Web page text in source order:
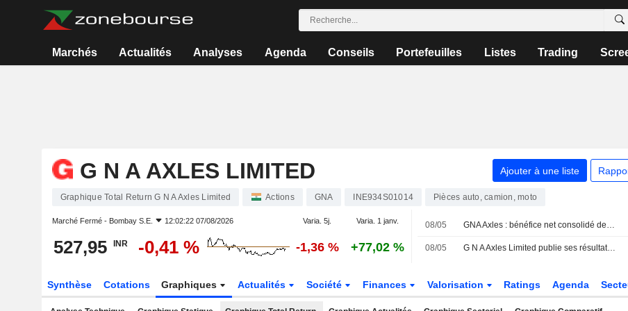
Marchés Actualités Analyses Agenda Conseils Portefeuilles Listes Trading
G N A AXLES LIMITED Ajouter à une liste
Graphique Total Return G N A Axles Limited Actions GNA INE934S01014 Pièces auto, camion, moto
Marché Fermé - Bombay S.E. 12:02:22 07/08/2026 Varia. 5j. Varia. 1 janv.
527,95 INR -0,41 % -1,36 % +77,02 %
08/05 GNA Axles : bénéfice net consolidé de 308,2 millions de roupies au quatrième trimestre
08/05 G N A Axles Limited publie ses résultats pour le quatrième trimestre et l'exercice clos le 31 mars 2026
Synthèse Cotations Graphiques Actualités Société Finances Valorisation Ratings Agenda